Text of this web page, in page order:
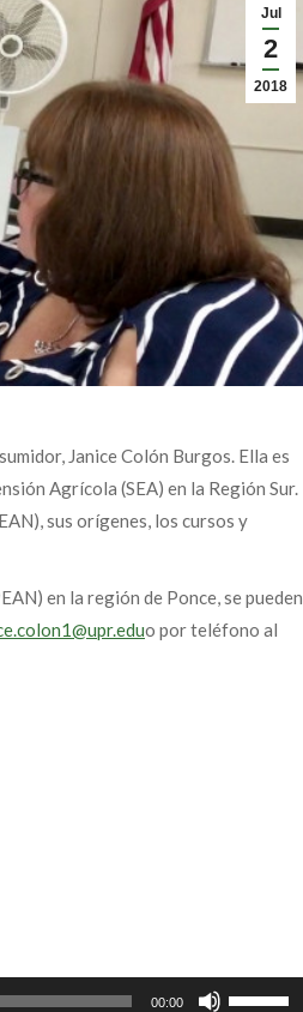
Jul
2
2018
Janice Colón Burgos. Ella es
Agrícola (SEA) en la Región Sur.
sus orígenes, los cursos y
en la región de Ponce, se pueden
o por teléfono al
00:00
Use